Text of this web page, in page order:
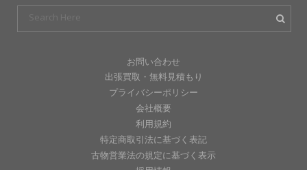
お問い合わせ
出張買取・無料見積もり
プライバシーポリシー
会社概要
利用規約
特定商取引法に基づく表記
古物営業法の規定に基づく表示